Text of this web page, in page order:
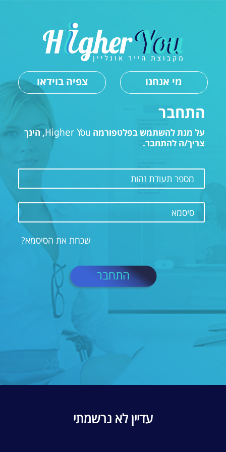
מי אנחנו צפיה בוידאו
התחבר
על מנת להשתמש בפלטפורמה Higher You, הינך
צריך/ה להתחבר.
מספר תעודת זהות
סיסמא
שכחת את הסיסמא?
התחבר
עדיין לא נרשמתי